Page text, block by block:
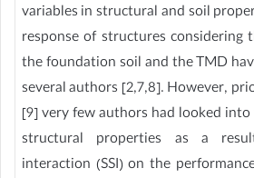
variables in structural and soil
response of structures
the foundation soil and the TMD
several authors [2,7,8]. However,
[9] very few authors had looked
structural properties as a
interaction (SSI) on the